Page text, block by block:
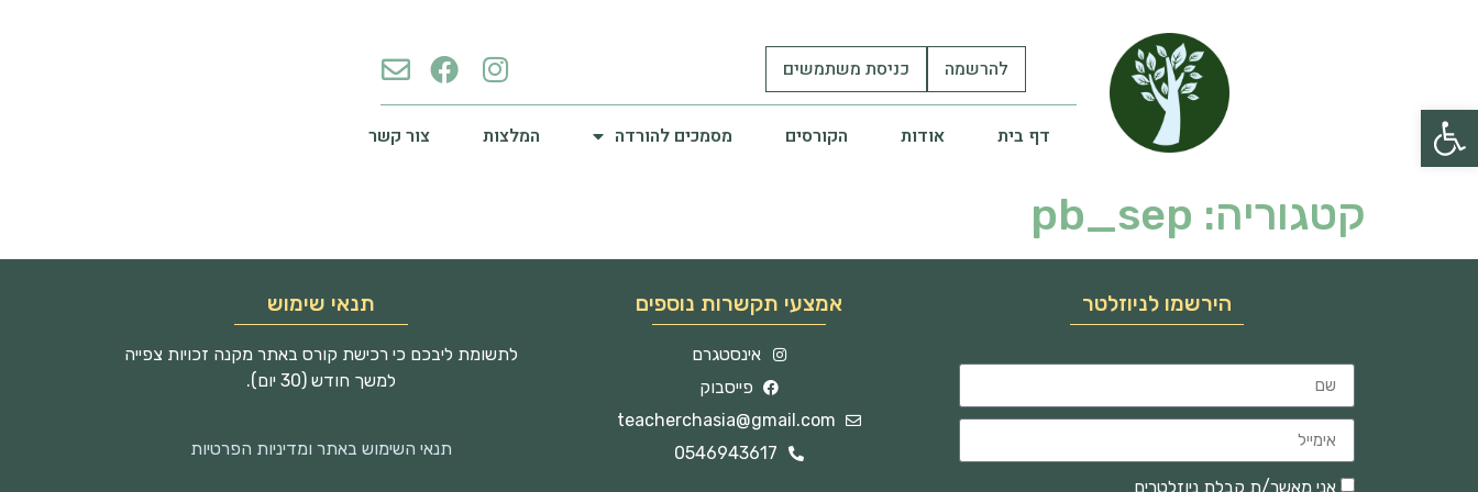
פתח סרגל נגישות
להרשמה כניסת משתמשים
דף בית אודות הקורסים מסמכים להורדה המלצות צור קשר
קטגוריה: pb_sep
הירשמו לניוזלטר
אני מאשר/ת קבלת ניוזלטרים
אמצעי תקשרות נוספים
אינסטגרם
פייסבוק
teacherchasia@gmail.com
0546943617
תנאי שימוש
לתשומת ליבכם כי רכישת קורס באתר מקנה זכויות צפייה
למשך חודש (30 יום).
תנאי השימוש באתר ומדיניות הפרטיות